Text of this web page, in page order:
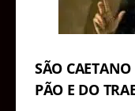
SÃO
PÃO E DO